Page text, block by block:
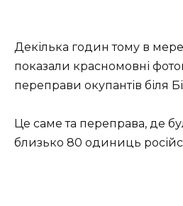
Декілька годин тому в
показали красномовні
переправи окупантів біля
Це саме та переправа, де
близько 80 одиниць